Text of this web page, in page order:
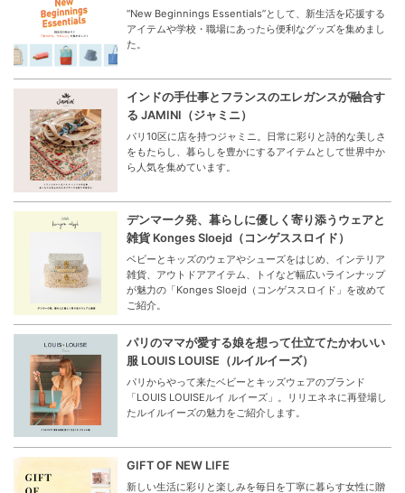
“New Beginnings Essentials”として、新生活を応援する
アイテムや学校・職場にあったら便利なグッズを集めまし
た。
インドの手仕事とフランスのエレガンスが融合す
る JAMINI（ジャミニ）
パリ10区に店を持つジャミニ。日常に彩りと詩的な美しさ
をもたらし、暮らしを豊かにするアイテムとして世界中か
ら人気を集めています。
デンマーク発、暮らしに優しく寄り添うウェアと
雑貨 Konges Sloejd（コンゲススロイド）
ベビーとキッズのウェアやシューズをはじめ、インテリア
雑貨、アウトドアアイテム、トイなど幅広いラインナップ
が魅力の「Konges Sloejd（コンゲススロイド」を改めて
ご紹介。
パリのママが愛する娘を想って仕立てたかわいい
服 LOUIS LOUISE（ルイルイーズ）
パリからやって来たベビーとキッズウェアのブランド
「LOUIS LOUISEルイ ルイーズ」。リリエネネに再登場し
たルイルイーズの魅力をご紹介します。
GIFT OF NEW LIFE
新しい生活に彩りと楽しみを毎日を丁寧に暮らす女性に贈